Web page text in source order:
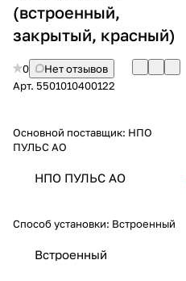
(встроенный,
закрытый, красный)
0
Нет отзывов
Арт. 5501010400122
Основной поставщик: НПО
ПУЛЬС АО
НПО ПУЛЬС АО
Способ установки: Встроенный
Встроенный